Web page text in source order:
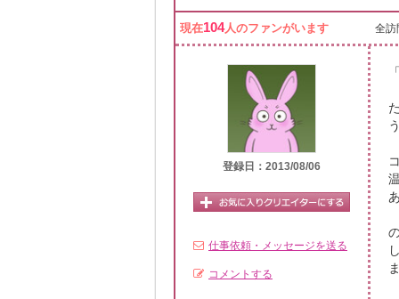
現在104人のファンがいます 全訪
登録日：2013/08/06
仕事依頼・メッセージを送る
コメントする